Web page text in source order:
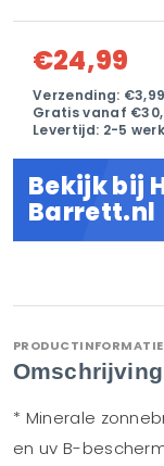
€24,99
Verzending: €3,99
Gratis vanaf
Levertijd: 2-5
Bekijk bij
Barrett.nl
PRODUCTINFORMATIE
Omschrijving
* Minerale
en uv B-